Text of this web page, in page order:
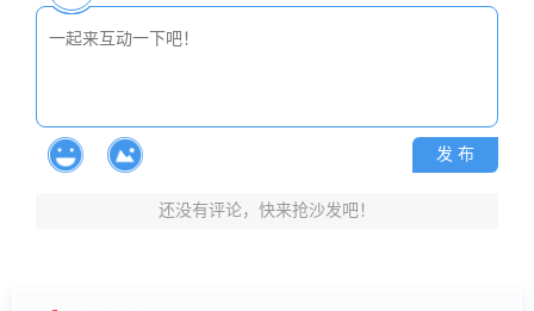
发 布
还没有评论，快来抢沙发吧！